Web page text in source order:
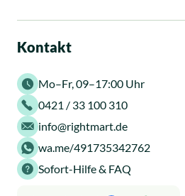
Im weiteren Verlauf fordern
Ihren Opfern und geben
Kontakt
Mo–Fr, 09–17:00 Uhr
0421 / 33 100 310
info@rightmart.de
wa.me/491735342762
Sofort-Hilfe & FAQ